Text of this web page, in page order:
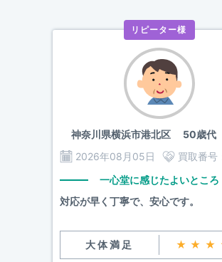
リピーター様
神奈川県横浜市港北区50歳代
2026年08月05日
買取番号
一心堂に感じたよいところ
対応が早く丁寧で、安心です。
大体満足